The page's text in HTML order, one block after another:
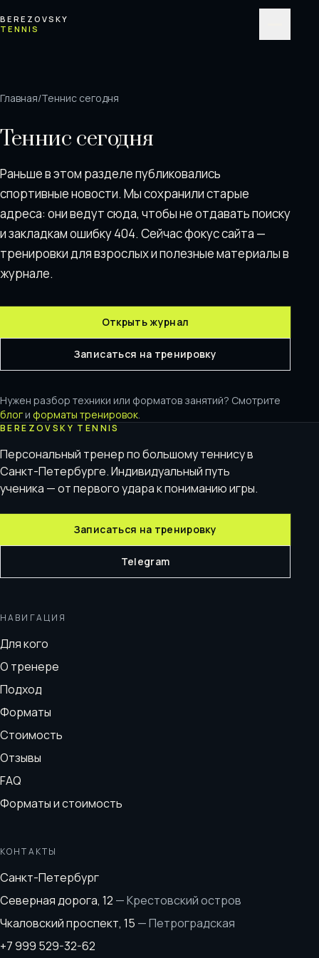
BEREZOVSKY
TENNIS
Главная/Теннис сегодня
Теннис сегодня
Раньше в этом разделе публиковались
спортивные новости. Мы сохранили старые
адреса: они ведут сюда, чтобы не отдавать поискy
и закладкам ошибку 404. Сейчас фокус сайта —
тренировки для взрослых и полезные материалы в
журнале.
Открыть журнал
Записаться на тренировку
Нужен разбор техники или форматов занятий? Смотрите
блог и форматы тренировок.
BEREZOVSKY TENNIS
Персональный тренер по большому теннису в
Санкт-Петербурге. Индивидуальный путь
ученика — от первого удара к пониманию игры.
Записаться на тренировку
Telegram
НАВИГАЦИЯ
Для кого
О тренере
Подход
Форматы
Стоимость
Отзывы
FAQ
Форматы и стоимость
КОНТАКТЫ
Санкт-Петербург
Северная дорога, 12 —Крестовский остров
Чкаловский проспект, 15 —Петроградская
+7 999 529-32-62